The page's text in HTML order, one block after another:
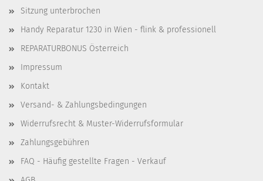
Sitzung unterbrochen
Handy Reparatur 1230 in Wien - flink & professionell
REPARATURBONUS Österreich
Impressum
Kontakt
Versand- & Zahlungsbedingungen
Widerrufsrecht & Muster-Widerrufsformular
Zahlungsgebühren
FAQ - Häufig gestellte Fragen - Verkauf